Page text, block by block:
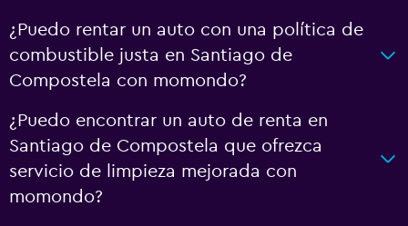
¿Puedo rentar un auto con una política de
combustible justa en Santiago de
Compostela con momondo?
¿Puedo encontrar un auto de renta en
Santiago de Compostela que ofrezca
servicio de limpieza mejorada con
momondo?